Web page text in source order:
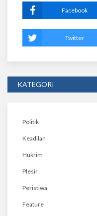
Facebook
Twitter
KATEGORI
Politik
Keadilan
Hukrim
Plesir
Peristiwa
Feature